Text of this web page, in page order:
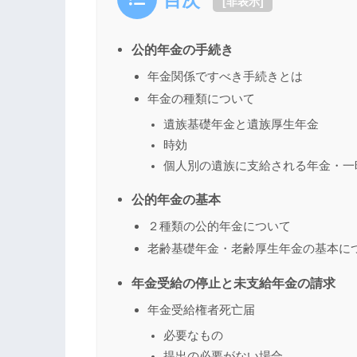
公的年金の手続き
年金関係ですべき手続きとは
年金の種類について
遺族基礎年金と遺族厚生年金
時効
個人別の遺族に支給される年金・一
公的年金の基本
２種類の公的年金について
老齢基礎年金・老齢厚生年金の基本に
年金受給の停止と未支給年金の請求
年金受給権者死亡届
必要なもの